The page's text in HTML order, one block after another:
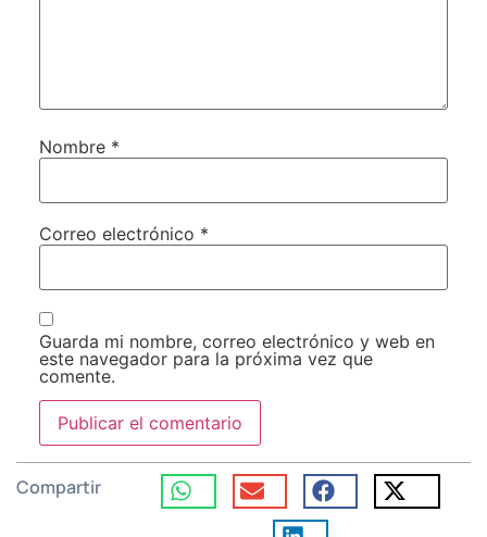
Nombre *
Correo electrónico *
Guarda mi nombre, correo electrónico y web en
este navegador para la próxima vez que
comente.
Compartir